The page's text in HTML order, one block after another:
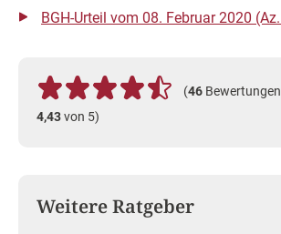
BGH-Urteil vom 08. Februar 2020
(46
4,43von 5)
Weitere Ratgeber